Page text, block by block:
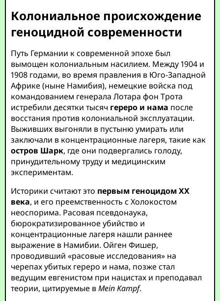
Колониальное происхождение
геноцидной современности
Путь Германии к современной эпохе был
вымощен колониальным насилием. Между 1904 и
1908 годами, во время правления в Юго-Западной
Африке (ныне Намибия), немецкие войска под
командованием генерала Лотара фон Трота
истребили десятки тысяч гереро и нама после
восстания против колониальной эксплуатации.
Выживших выгоняли в пустыню умирать или
заключали в концентрационные лагеря, такие как
остров Шарк, где они подвергались голоду,
принудительному труду и медицинским
экспериментам.
Историки считают это первым геноцидом XX
века, и его преемственность с Холокостом
неоспорима. Расовая псевдонаука,
бюрократизированное убийство и
концентрационные лагеря нашли раннее
выражение в Намибии. Ойген Фишер,
проводивший «расовые исследования» на
черепах убитых гереро и нама, позже стал
ведущим евгенистом при нацистах и преподавал
теории, цитируемые вMein Kampf.